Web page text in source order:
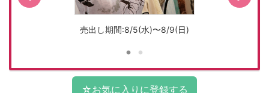
売出し期間:8/5(水)〜8/9(日)